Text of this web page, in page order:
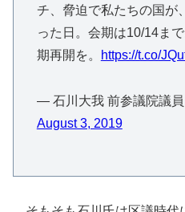
チ、脅迫で私たちの国が
った日。会期は10/14ま
期再開を。
https://t.co/
— 石川大我 前参議院議
August 3, 2019